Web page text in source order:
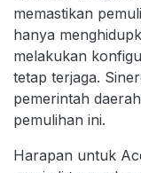
memastikan
hanya
melakukan
tetap terjaga.
pemerintah
pemulihan ini.
Harapan untuk